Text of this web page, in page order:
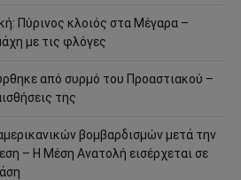
Πύρινος κλοιός στα Μέγαρα –
με τις φλόγες
από συρμό του Προαστιακού –
της
βομβαρδισμών μετά την
– Η Μέση Ανατολή εισέρχεται σε